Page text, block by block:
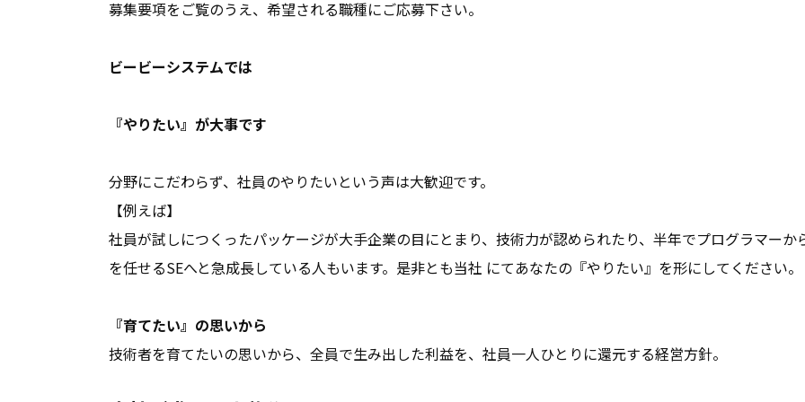
募集要項をご覧のうえ、希望される職種にご応募下さい。
ビービーシステムでは
『やりたい』が大事です
分野にこだわらず、社員のやりたいという声は大歓迎です。
【例えば】
社員が試しにつくったパッケージが大手企業の目にとまり、技術力が認められたり、半年でプログラマーか
を任せるSEへと急成⻑している人もいます。是非とも当社 にてあなたの『やりたい』を形にしてください。
『育てたい』の思いから
技術者を育てたいの思いから、全員で生み出した利益を、社員一人ひとりに還元する経営方針。